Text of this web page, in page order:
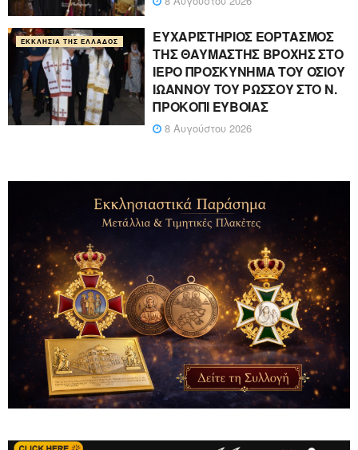
ΕΚΚΛΗΣΊΑ ΤΗΣ ΕΛΛΆΔΟΣ
ΕΥΧΑΡΙΣΤΗΡΙΟΣ ΕΟΡΤΑΣΜΟΣ
ΤΗΣ ΘΑΥΜΑΣΤΗΣ ΒΡΟΧΗΣ ΣΤΟ
ΙΕΡΟ ΠΡΟΣΚΥΝΗΜΑ ΤΟΥ ΟΣΙΟΥ
ΙΩΑΝΝΟΥ ΤΟΥ ΡΩΣΣΟΥ ΣΤΟ Ν.
ΠΡΟΚΟΠΙ ΕΥΒΟΙΑΣ
8 Αυγούστου 2026